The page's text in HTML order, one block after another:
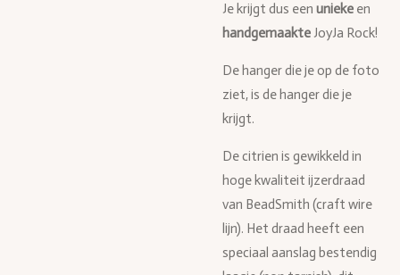
Je krijgt dus een unieke en
handgemaakte JoyJa Rock!
De hanger die je op de foto
ziet, is de hanger die je
krijgt.
De citrien is gewikkeld in
hoge kwaliteit ijzerdraad
van BeadSmith (craft wire
lijn). Het draad heeft een
speciaal aanslag bestendig